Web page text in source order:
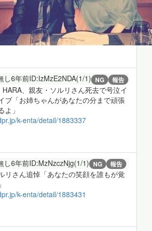
し6年前ID:IzMzE2NDA(1/1) NG 報告
HARA、親友・ソルリさん死去で号泣イ
ブ「お姉ちゃんがあなたの分まで頑張
よ」
k-enta/detail/1883337
し6年前ID:MzNzczNjg(1/1) NG 報告
リさん追悼「あなたの笑顔を誰もが覚
k-enta/detail/1883431